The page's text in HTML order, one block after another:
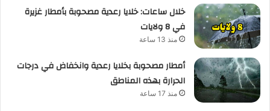
خلال ساعات: خلايا رعدية مصحوبة بأمطار غزيرة
في 8 ولايات
منذ 13 ساعة
أمطار مصحوبة بخلايا رعدية وانخفاض في درجات
الحرارة بهذه المناطق
منذ 17 ساعة